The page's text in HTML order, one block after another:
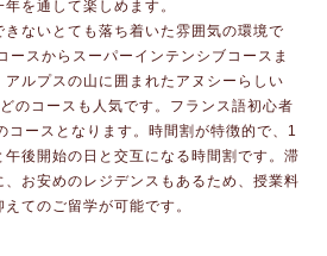
を通して楽しめます。
ないとても落ち着いた雰囲気の環境で
ースからスーパーインテンシブコースま
ルプスの山に囲まれたアヌシーらしい
のコースも人気です。フランス語初心者
コースとなります。時間割が特徴的で、1
後開始の日と交互になる時間割です。滞
お安めのレジデンスもあるため、授業料
てのご留学が可能です。